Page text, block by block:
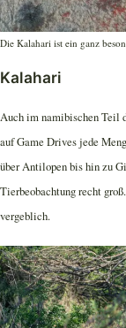
Die Kalahari ist ein ganz
Kalahari
Auch im namibischen Teil
auf Game Drives jede
über Antilopen bis hin zu
Tierbeobachtung recht
vergeblich.